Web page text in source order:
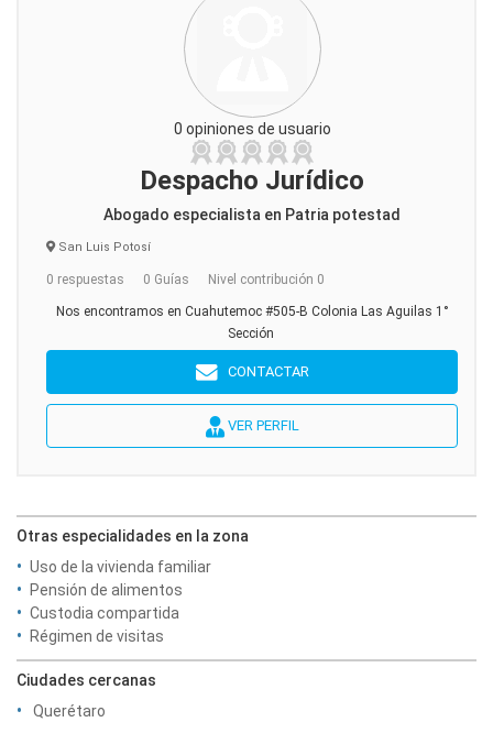
0 opiniones de usuario
Despacho Jurídico
Abogado especialista en Patria potestad
San Luis Potosí
0 respuestas 0 Guías Nivel contribución 0
Nos encontramos en Cuahutemoc #505-B Colonia Las Aguilas 1°
Sección
CONTACTAR
VER PERFIL
Otras especialidades en la zona
Uso de la vivienda familiar
Pensión de alimentos
Custodia compartida
Régimen de visitas
Ciudades cercanas
Querétaro